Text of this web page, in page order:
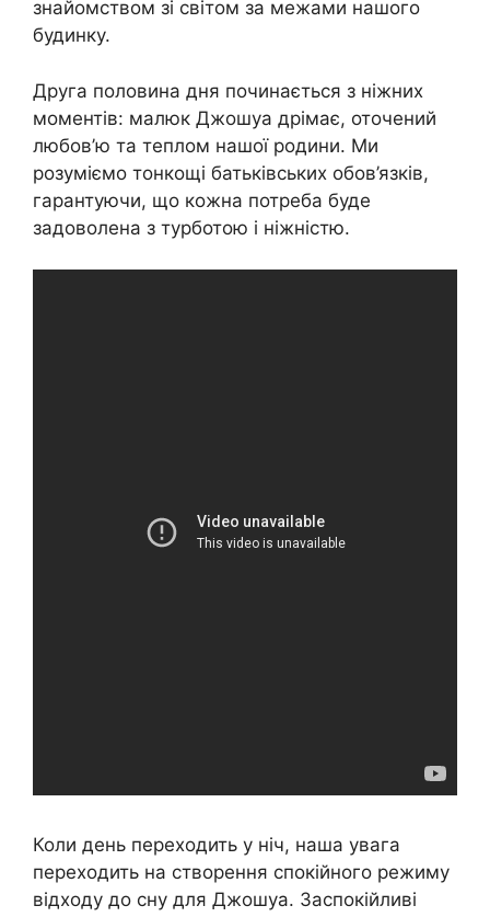
знайомством зі світом за межами нашого
будинку.
Друга половина дня починається з ніжних
моментів: малюк Джошуа дрімає, оточений
любов’ю та теплом нашої родини. Ми
розуміємо тонкощі батьківських обов’язків,
гарантуючи, що кожна потреба буде
задоволена з турботою і ніжністю.
Коли день переходить у ніч, наша увага
переходить на створення спокійного режиму
відходу до сну для Джошуа. Заспокійливі